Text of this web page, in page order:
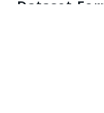
Dataset-